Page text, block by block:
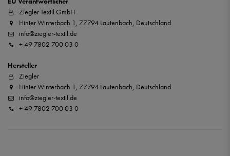
Ziegler Textil GmbH
Hinter Winterbach 1, 77794 Lautenbach, Deutschland
info@ziegler-textil.de
+ 49 7802 700 03 0
Hersteller
Ziegler
Hinter Winterbach 1, 77794 Lautenbach, Deutschland
info@ziegler-textil.de
+ 49 7802 700 03 0